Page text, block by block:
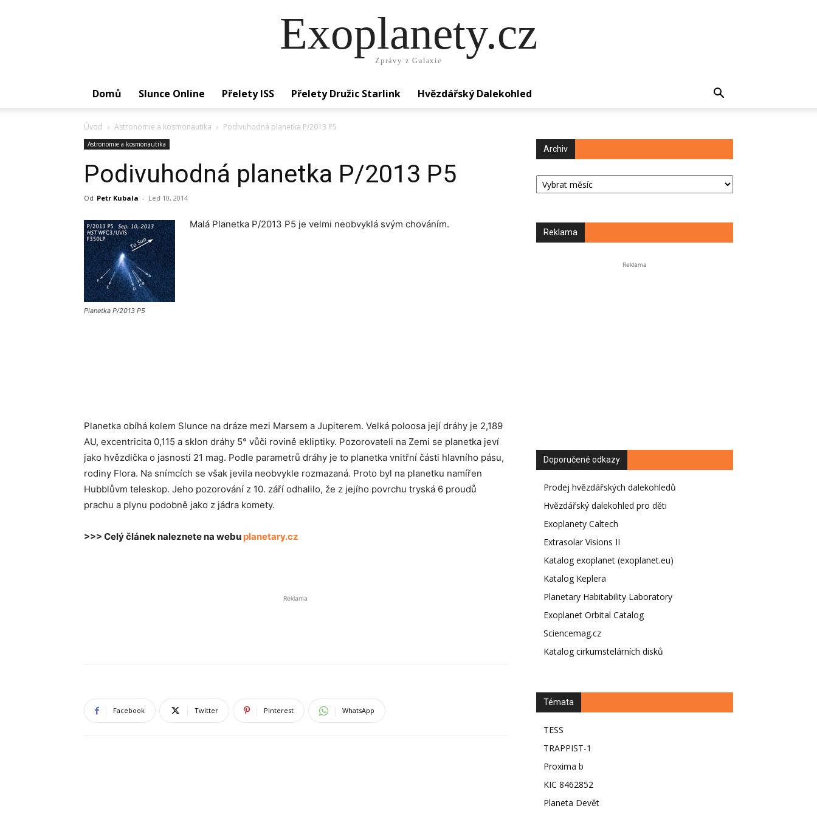
Exoplanety.cz
Zprávy z Galaxie
Domů Slunce Online Přelety ISS Přelety Družic Starlink Hvězdářský Dalekohled
Úvod Astronomie a kosmonautika Podivuhodná planetka P/2013 P5
Astronomie a kosmonautika
Podivuhodná planetka P/2013 P5
Od Petr Kubala - Led 10, 2014
Planetka P/2013 P5
Malá Planetka P/2013 P5 je velmi neobvyklá svým chováním.
Planetka obíhá kolem Slunce na dráze mezi Marsem a Jupiterem. Velká poloosa její dráhy je 2,189
AU, excentricita 0,115 a sklon dráhy 5° vůči rovině ekliptiky. Pozorovateli na Zemi se planetka jeví
jako hvězdička o jasnosti 21 mag. Podle parametrů dráhy je to planetka vnitřní části hlavního pásu,
rodiny Flora. Na snímcích se však jevila neobvykle rozmazaná. Proto byl na planetku namířen
Hubblůvm teleskop. Jeho pozorování z 10. září odhalilo, že z jejího povrchu tryská 6 proudů
prachu a plynu podobně jako z jádra komety.
>>> Celý článek naleznete na webu planetary.cz
Reklama
Facebook Twitter Pinterest WhatsApp
Archiv
Archiv
Reklama
Reklama
Doporučené odkazy
Prodej hvězdářských dalekohledů
Hvězdářský dalekohled pro děti
Exoplanety Caltech
Extrasolar Visions II
Katalog exoplanet (exoplanet.eu)
Katalog Keplera
Planetary Habitability Laboratory
Exoplanet Orbital Catalog
Sciencemag.cz
Katalog cirkumstelárních disků
Témata
TESS
TRAPPIST-1
Proxima b
KIC 8462852
Planeta Devět